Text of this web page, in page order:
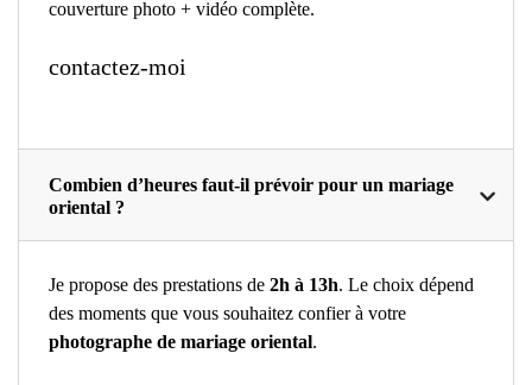
couverture photo + vidéo complète.
contactez-moi
Combien d’heures faut-il prévoir pour un mariage
oriental ?
Je propose des prestations de 2h à 13h. Le choix dépend
des moments que vous souhaitez confier à votre
photographe de mariage oriental.